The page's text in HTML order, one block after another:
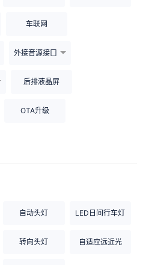
车联网
外接音源接口
后排液晶屏
OTA升级
自动头灯 LED日间行车灯
转向头灯 自适应远近光